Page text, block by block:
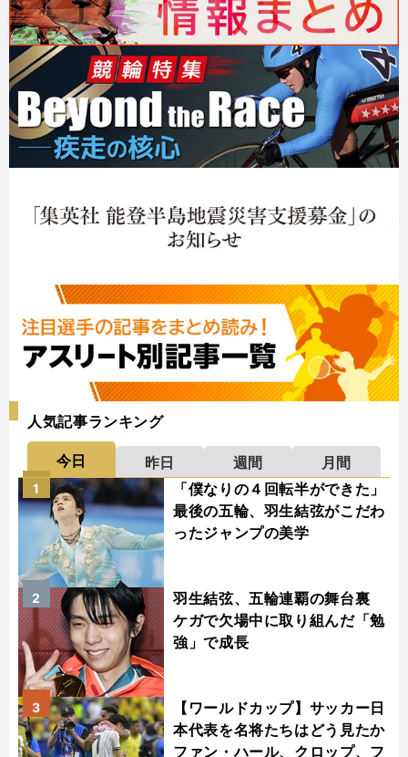
人気記事ランキング
今日 昨日 週間
月間
「僕なりの４回転半ができた」
最後の五輪、羽生結弦がこだわ
ったジャンプの美学
1
羽生結弦、五輪連覇の舞台裏
ケガで欠場中に取り組んだ「勉
強」で成長
2
【ワールドカップ】サッカー日
本代表を名将たちはどう見たか
ファン・ハール、クロップ、フ
3